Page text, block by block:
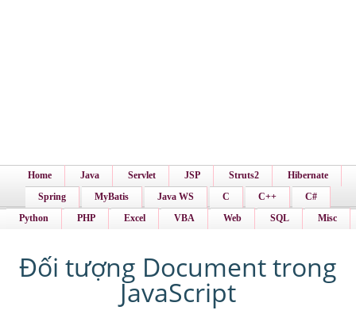
Home Java Servlet JSP Struts2
Hibernate
Spring
MyBatis Java WS C C++
C#
Python
PHP Excel VBA Web SQL Misc
Đối tượng Document trong
JavaScript